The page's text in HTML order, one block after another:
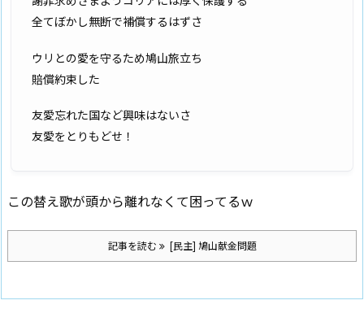
全てぼかし無断で補償するはずさ
ウリとの愛を守るため鳩山旅立ち
賠償約束した
友愛忘れた国など興味はないさ
友愛をとりもどせ！
この替え歌が頭から離れなくて困ってるｗ
記事を読む [民主] 鳩山献金問題